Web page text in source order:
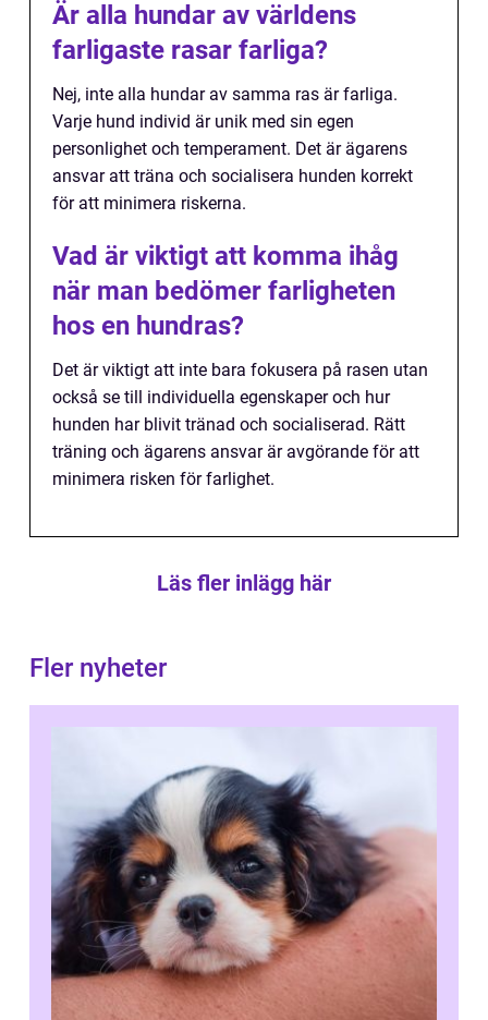
Är alla hundar av världens
farligaste rasar farliga?
Nej, inte alla hundar av samma ras är farliga.
Varje hund individ är unik med sin egen
personlighet och temperament. Det är ägarens
ansvar att träna och socialisera hunden korrekt
för att minimera riskerna.
Vad är viktigt att komma ihåg
när man bedömer farligheten
hos en hundras?
Det är viktigt att inte bara fokusera på rasen utan
också se till individuella egenskaper och hur
hunden har blivit tränad och socialiserad. Rätt
träning och ägarens ansvar är avgörande för att
minimera risken för farlighet.
Läs fler inlägg här
Fler nyheter